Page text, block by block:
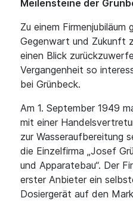
Meilensteine der
Zu einem
Gegenwart und Zukunft
einen Blick
Vergangenheit so
bei Grünbeck.
Am 1. September 1949
mit einer
zur Wasseraufbereitung
die Einzelfirma „Josef
und Apparatebau“. Der
erster Anbieter ein
Dosiergerät auf den